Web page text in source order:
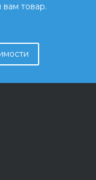
товар.